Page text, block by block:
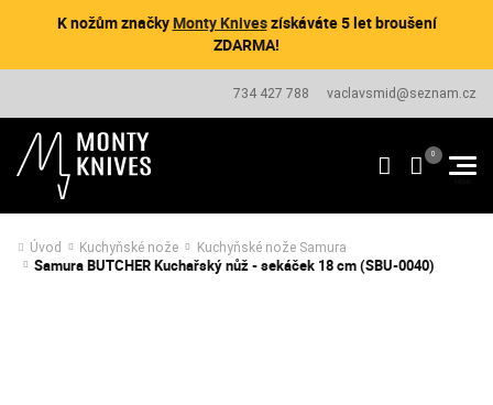
K nožům značkyMonty Kniveszískáváte 5 let broušení
ZDARMA!
734 427 788 vaclavsmid@seznam.cz
Úvod Kuchyňské nože Kuchyňské nože Samura
Samura BUTCHER Kuchařský nůž - sekáček 18 cm (SBU-0040)